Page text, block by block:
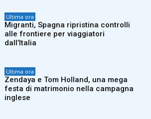
Ultima ora
Migranti, Spagna ripristina controlli
alle frontiere per viaggiatori
dall’Italia
Ultima ora
Zendaya e Tom Holland, una mega
festa di matrimonio nella campagna
inglese